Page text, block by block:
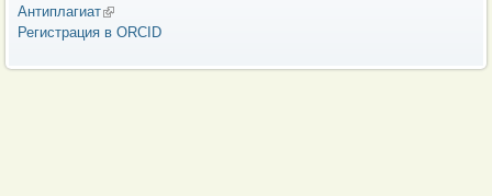
Антиплагиат(внешняя ссылка)
Регистрация в ORCID